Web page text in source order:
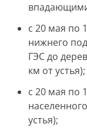
с 20 мая по
нижнего
ГЭС до
км от устья);
с 20 мая по
устья);